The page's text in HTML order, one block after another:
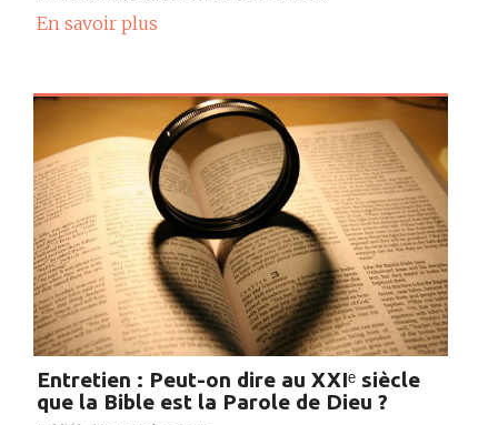
En savoir plus
Entretien : Peut-on dire au XXIᵉ siècle
que la Bible est la Parole de Dieu ?